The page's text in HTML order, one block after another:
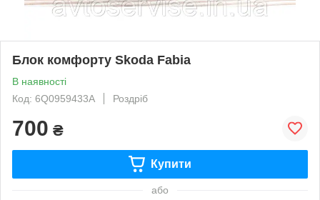
Блок комфорту Skoda Fabia
В наявності
Код: 6Q0959433A
Роздріб
700 ₴
Купити
або